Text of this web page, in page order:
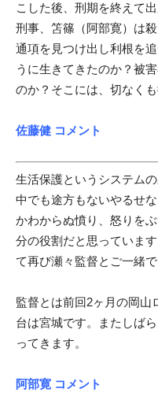
こした後、刑期を終えて
刑事、笘篠（阿部寛）は
通項を見つけ出し利根を
うに生きてきたのか？被
のか？そこには、切なく
佐藤健 コメント
生活保護というシステム
中でも途方もないやるせ
かわからぬ憤り、怒りを
分の役割だと思っていま
て再び瀬々監督とご一緒
監督とは前回2ヶ月の岡山
台は宮城です。またしば
ってきます。
阿部寛 コメント